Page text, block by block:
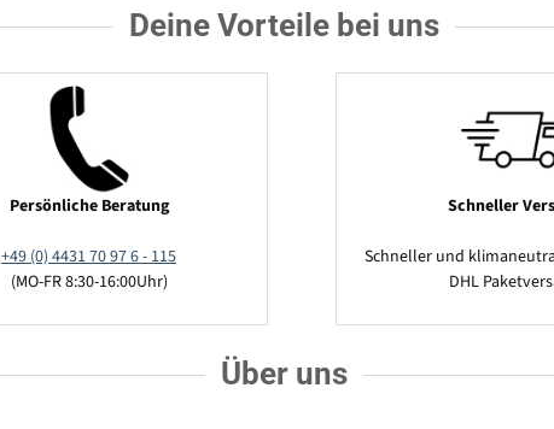
Deine Vorteile bei uns
Persönliche Beratung
+49 (0) 4431 70 97 6 - 115
(MO-FR 8:30-16:00Uhr)
Schneller
Schneller und
DHL
Über uns